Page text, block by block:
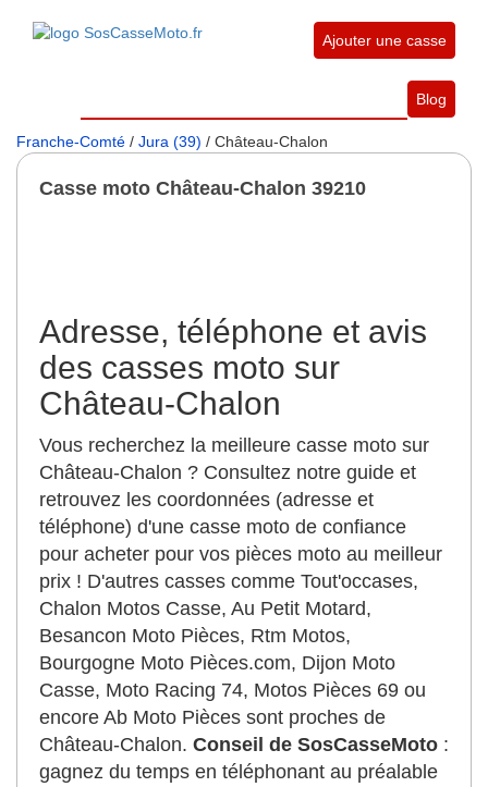
Ajouter une casse
Blog
Franche-Comté / Jura (39) / Château-Chalon
Casse moto Château-Chalon 39210
Adresse, téléphone et avis
des casses moto sur
Château-Chalon
Vous recherchez la meilleure casse moto sur
Château-Chalon ? Consultez notre guide et
retrouvez les coordonnées (adresse et
téléphone) d'une casse moto de confiance
pour acheter pour vos pièces moto au meilleur
prix ! D'autres casses comme Tout'occases,
Chalon Motos Casse, Au Petit Motard,
Besancon Moto Pièces, Rtm Motos,
Bourgogne Moto Pièces.com, Dijon Moto
Casse, Moto Racing 74, Motos Pièces 69 ou
encore Ab Moto Pièces sont proches de
Château-Chalon. Conseil de SosCasseMoto :
gagnez du temps en téléphonant au préalable